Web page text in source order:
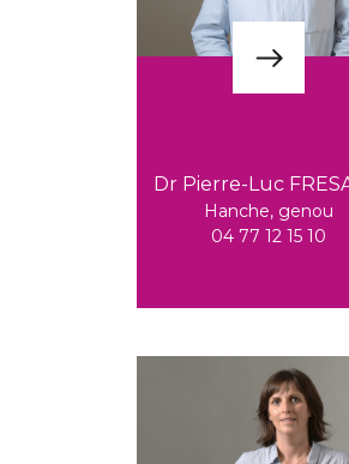
Dr Pierre-Luc
Hanche, genou
04 77 12 15 10